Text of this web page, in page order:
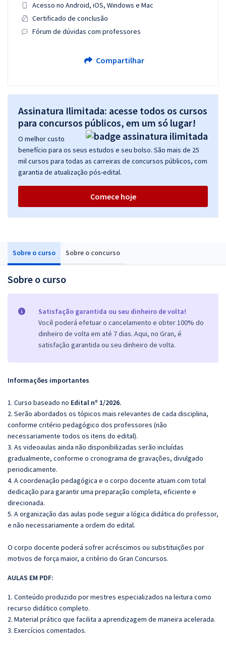
Sobre o curso Sobre o concurso
Sobre o curso
Satisfação garantida ou seu dinheiro de volta!
Você poderá efetuar o cancelamento e obter 100% do
dinheiro de volta em até 7 dias. Aqui, no Gran, é
satisfação garantida ou seu dinheiro de volta.
Informações importantes
1. Curso baseado no Edital nº 1/2026.
2. Serão abordados os tópicos mais relevantes de cada disciplina,
conforme critério pedagógico dos professores (não
necessariamente todos os itens do edital).
3. As videoaulas ainda não disponibilizadas serão incluídas
gradualmente, conforme o cronograma de gravações, divulgado
periodicamente.
4. A coordenação pedagógica e o corpo docente atuam com total
dedicação para garantir uma preparação completa, eficiente e
direcionada.
5. A organização das aulas pode seguir a lógica didática do professor,
e não necessariamente a ordem do edital.
O corpo docente poderá sofrer acréscimos ou substituições por
motivos de força maior, a critério do Gran Concursos.
AULAS EM PDF:
1. Conteúdo produzido por mestres especializados na leitura como
recurso didático completo.
2. Material prático que facilita a aprendizagem de maneira acelerada.
3. Exercícios comentados.
Acesso no Android, iOS, Windows e Mac
Certificado de conclusão
Fórum de dúvidas com professores
Compartilhar
Assinatura Ilimitada: acesse todos os cursos
para concursos públicos, em um só lugar!
O melhor custo
benefício para os seus estudos e seu bolso. São mais de 25
mil cursos para todas as carreiras de concursos públicos, com
garantia de atualização pós-edital.
Comece hoje